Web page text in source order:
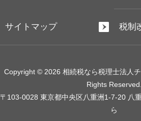
サイトマップ 税制
Copyright © 2026 相続税なら税理士法人
Rights Reserved.
〒103-0028 東京都中央区八重洲1-7-20 八
ら